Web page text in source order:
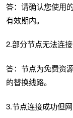
答：请确认您使用
有效期内。
2.部分节点无法连接
答：节点为免费资
的替换线路。
3.节点连接成功但网